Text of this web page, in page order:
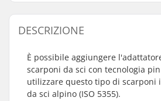
DESCRIZIONE
È possibile aggiungere
scarponi da sci con tecnologia
utilizzare questo tipo di scarponi
da sci alpino (ISO 5355).